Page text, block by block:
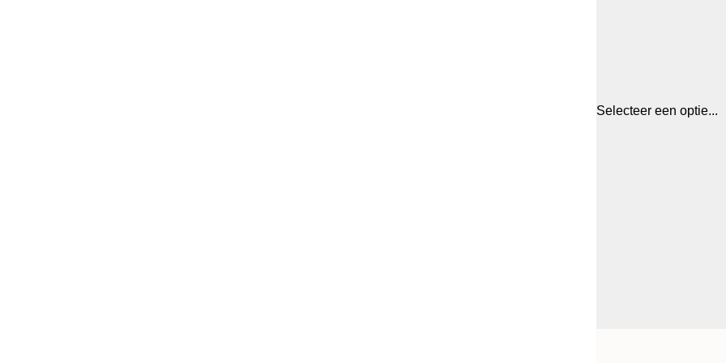
Selecteer een optie...